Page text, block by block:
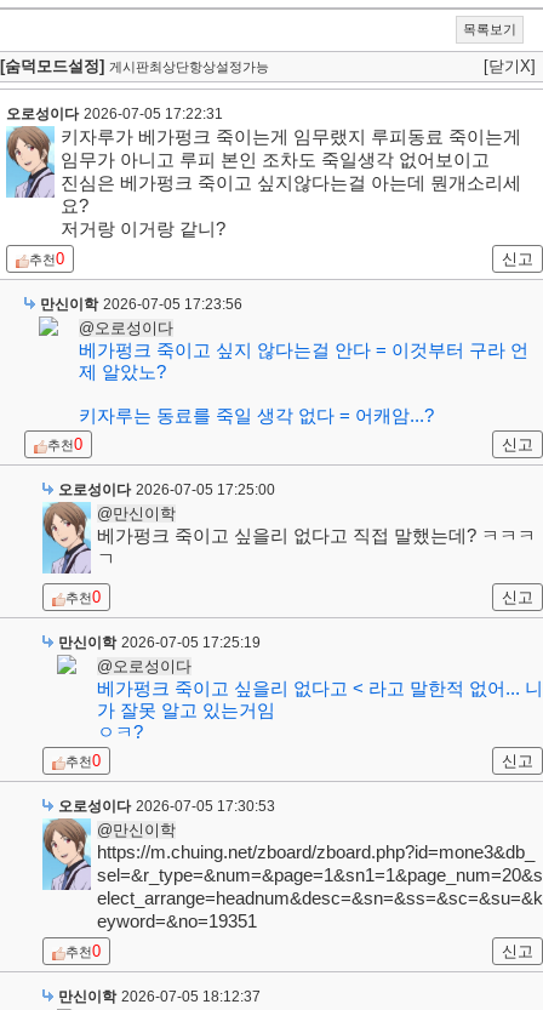
목록보기
[숨덕모드설정] 게시판최상단항상설정가능 [닫기X]
오로성이다 2026-07-05 17:22:31
키자루가 베가펑크 죽이는게 임무랬지 루피동료 죽이는게
임무가 아니고 루피 본인 조차도 죽일생각 없어보이고
진심은 베가펑크 죽이고 싶지않다는걸 아는데 뭔개소리세
요?
저거랑 이거랑 같니?
추천0 신고
만신이학 2026-07-05 17:23:56
@오로성이다
베가펑크 죽이고 싶지 않다는걸 안다 = 이것부터 구라 언
제 알았노?
키자루는 동료를 죽일 생각 없다 = 어캐암...?
추천0 신고
오로성이다 2026-07-05 17:25:00
@만신이학
베가펑크 죽이고 싶을리 없다고 직접 말했는데? ㅋㅋㅋ
ㄱ
추천0 신고
만신이학 2026-07-05 17:25:19
@오로성이다
베가펑크 죽이고 싶을리 없다고 < 라고 말한적 없어... 니
가 잘못 알고 있는거임
ㅇㅋ?
추천0 신고
오로성이다 2026-07-05 17:30:53
@만신이학
https://m.chuing.net/zboard/zboard.php?id=mone3&db_
sel=&r_type=&num=&page=1&sn1=1&page_num=20&s
elect_arrange=headnum&desc=&sn=&ss=&sc=&su=&k
eyword=&no=19351
추천0 신고
만신이학 2026-07-05 18:12:37